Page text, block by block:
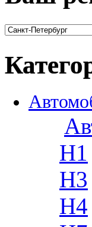
H1
H3
H4